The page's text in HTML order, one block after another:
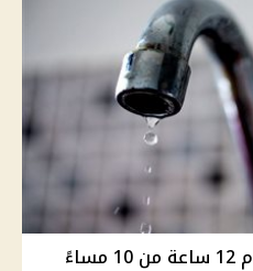
قطع المياه في أسوان اليوم 12 ساعة من 10 مساءً